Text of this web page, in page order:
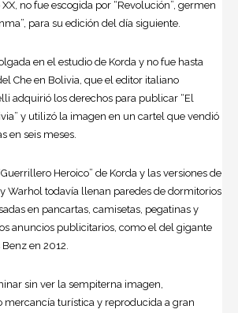
no fue escogida por “Revolución”, germen
para su edición del día siguiente.
en el estudio de Korda y no fue hasta
Che en Bolivia, que el editor italiano
adquirió los derechos para publicar “El
y utilizó la imagen en un cartel que vendió
en seis meses.
Heroico” de Korda y las versiones de
Warhol todavía llenan paredes de dormitorios
en pancartas, camisetas, pegatinas y
anuncios publicitarios, como el del gigante
en 2012.
sin ver la sempiterna imagen,
turística y reproducida a gran